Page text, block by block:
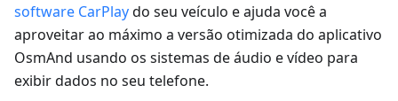
software CarPlaydo seu veículo e ajuda você a
aproveitar ao máximo a versão otimizada do aplicativo
OsmAnd usando os sistemas de áudio e vídeo para
exibir dados no seu telefone.